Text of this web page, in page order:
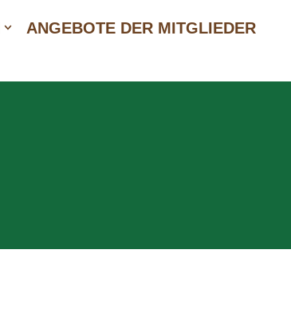
ANGEBOTE DER MITGLIEDER